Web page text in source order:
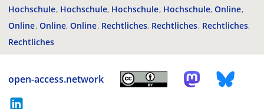
Hochschule Hochschule Hochschule Hochschule Online
Online Online Online Rechtliches Rechtliches Rechtliches
Rechtliches
open-access.network